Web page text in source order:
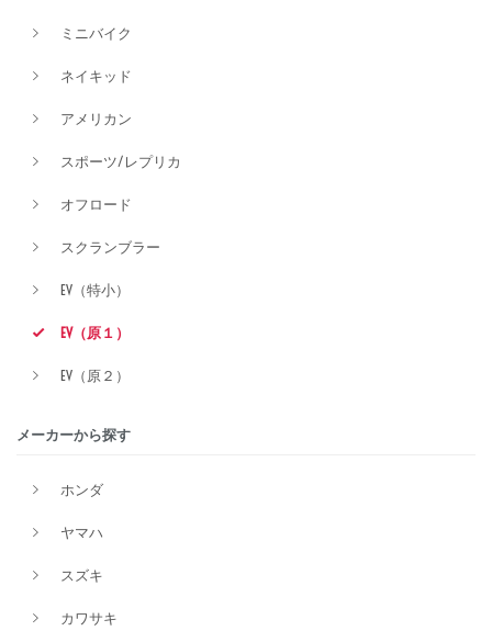
ミニバイク
ネイキッド
アメリカン
スポーツ/レプリカ
オフロード
スクランブラー
EV（特小）
EV（原１）
EV（原２）
メーカーから探す
ホンダ
ヤマハ
スズキ
カワサキ